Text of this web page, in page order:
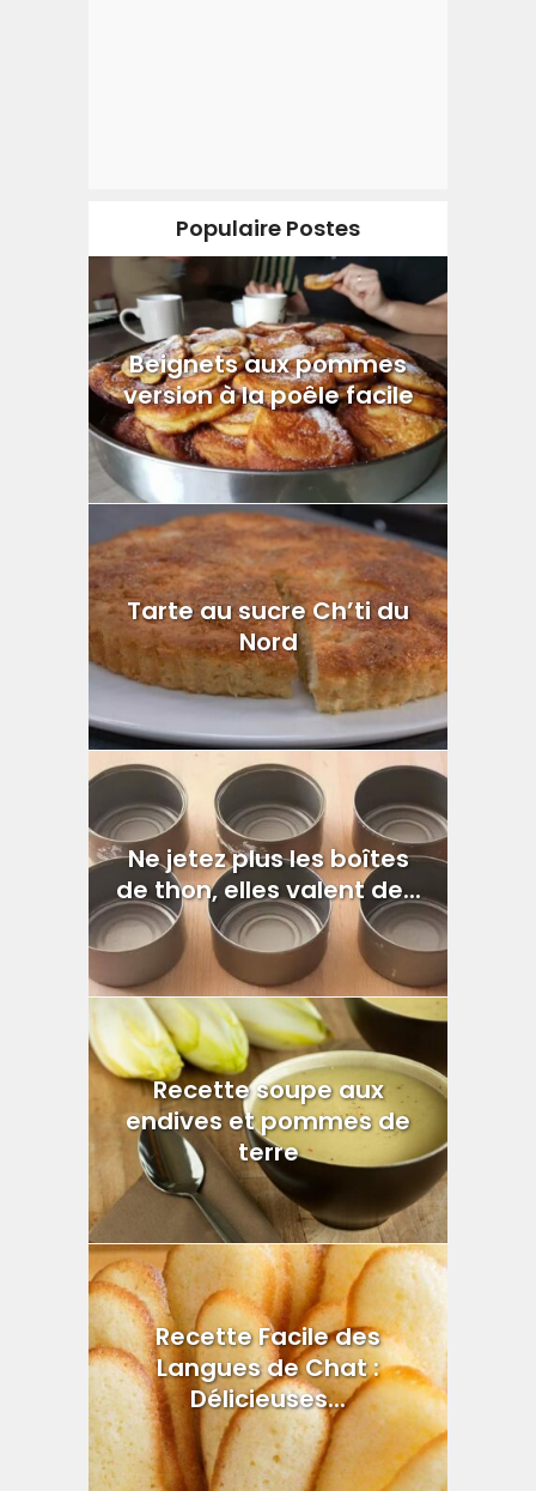
Populaire Postes
Beignets aux pommes
version à la poêle facile
Tarte au sucre Ch’ti du
Nord
Ne jetez plus les boîtes
de thon, elles valent de...
Recette soupe aux
endives et pommes de
terre
Recette Facile des
Langues de Chat :
Délicieuses...